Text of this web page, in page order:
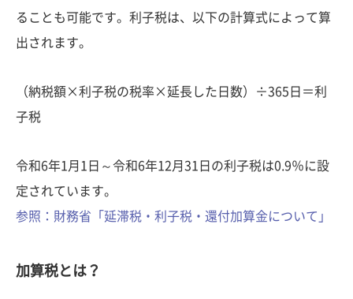
ることも可能です。利子税は、以下の計算式によって算
出されます。
（納税額×利子税の税率×延長した日数）÷365日＝利
子税
令和6年1月1日～令和6年12月31日の利子税は0.9％に設
定されています。
参照：財務省「延滞税・利子税・還付加算金について」
加算税とは？